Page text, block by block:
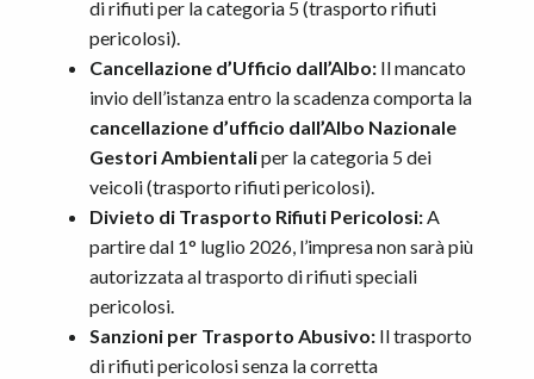
di rifiuti per la categoria 5 (trasporto rifiuti
pericolosi).
Cancellazione d’Ufficio dall’Albo: Il mancato
invio dell’istanza entro la scadenza comporta la
cancellazione d’ufficio dall’Albo Nazionale
Gestori Ambientaliper la categoria 5 dei
veicoli (trasporto rifiuti pericolosi).
Divieto di Trasporto Rifiuti Pericolosi:A
partire dal 1° luglio 2026, l’impresa non sarà più
autorizzata al trasporto di rifiuti speciali
pericolosi.
Sanzioni per Trasporto Abusivo: Il trasporto
di rifiuti pericolosi senza la corretta